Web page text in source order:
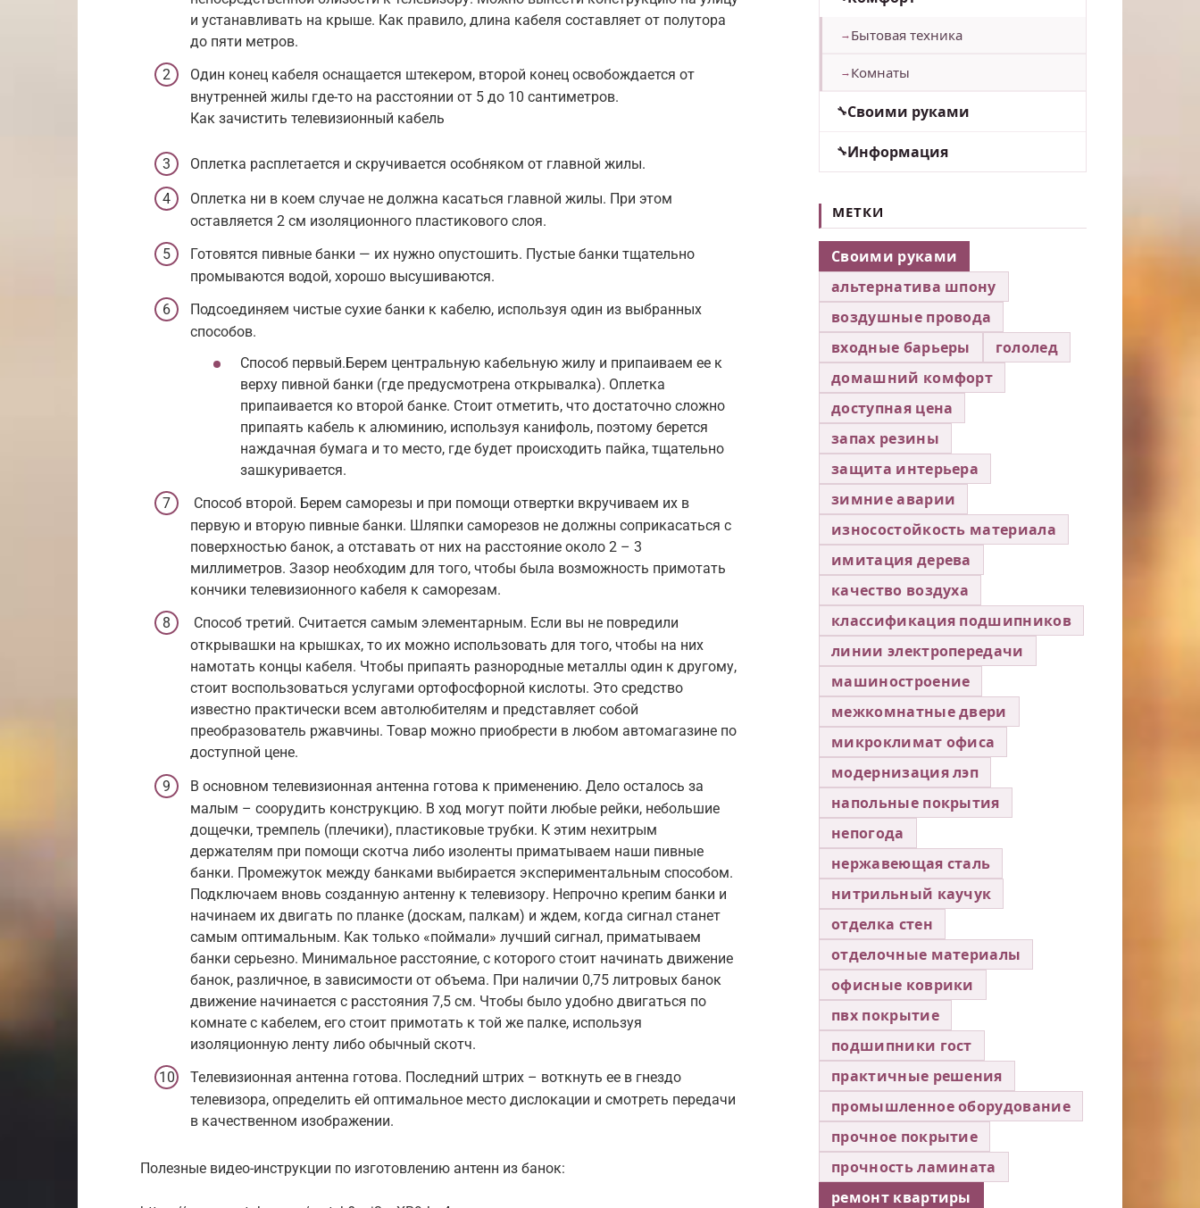
и устанавливать на крыше. Как правило, длина кабеля составляет от полутора
до пяти метров.
Один конец кабеля оснащается штекером, второй конец освобождается от
внутренней жилы где-то на расстоянии от 5 до 10 сантиметров.
Как зачистить телевизионный кабель
Оплетка расплетается и скручивается особняком от главной жилы.
Оплетка ни в коем случае не должна касаться главной жилы. При этом
оставляется 2 см изоляционного пластикового слоя.
Готовятся пивные банки — их нужно опустошить. Пустые банки тщательно
промываются водой, хорошо высушиваются.
Подсоединяем чистые сухие банки к кабелю, используя один из выбранных
способов.
Способ первый.Берем центральную кабельную жилу и припаиваем ее к
верху пивной банки (где предусмотрена открывалка). Оплетка
припаивается ко второй банке. Стоит отметить, что достаточно сложно
припаять кабель к алюминию, используя канифоль, поэтому берется
наждачная бумага и то место, где будет происходить пайка, тщательно
зашкуривается.
Способ второй. Берем саморезы и при помощи отвертки вкручиваем их в
первую и вторую пивные банки. Шляпки саморезов не должны соприкасаться с
поверхностью банок, а отставать от них на расстояние около 2 – 3
миллиметров. Зазор необходим для того, чтобы была возможность примотать
кончики телевизионного кабеля к саморезам.
Способ третий. Считается самым элементарным. Если вы не повредили
открывашки на крышках, то их можно использовать для того, чтобы на них
намотать концы кабеля. Чтобы припаять разнородные металлы один к другому,
стоит воспользоваться услугами ортофосфорной кислоты. Это средство
известно практически всем автолюбителям и представляет собой
преобразователь ржавчины. Товар можно приобрести в любом автомагазине по
доступной цене.
В основном телевизионная антенна готова к применению. Дело осталось за
малым – соорудить конструкцию. В ход могут пойти любые рейки, небольшие
дощечки, тремпель (плечики), пластиковые трубки. К этим нехитрым
держателям при помощи скотча либо изоленты приматываем наши пивные
банки. Промежуток между банками выбирается экспериментальным способом.
Подключаем вновь созданную антенну к телевизору. Непрочно крепим банки и
начинаем их двигать по планке (доскам, палкам) и ждем, когда сигнал станет
самым оптимальным. Как только «поймали» лучший сигнал, приматываем
банки серьезно. Минимальное расстояние, с которого стоит начинать движение
банок, различное, в зависимости от объема. При наличии 0,75 литровых банок
движение начинается с расстояния 7,5 см. Чтобы было удобно двигаться по
комнате с кабелем, его стоит примотать к той же палке, используя
изоляционную ленту либо обычный скотч.
Телевизионная антенна готова. Последний штрих – воткнуть ее в гнездо
телевизора, определить ей оптимальное место дислокации и смотреть передачи
в качественном изображении.
Полезные видео-инструкции по изготовлению антенн из банок:
Бытовая техника
Комнаты
Своими руками
Информация
МЕТКИ
Своими руками
альтернатива шпону
воздушные провода
входные барьеры
гололед
домашний комфорт
доступная цена
запах резины
защита интерьера
зимние аварии
износостойкость материала
имитация дерева
качество воздуха
классификация подшипников
линии электропередачи
машиностроение
межкомнатные двери
микроклимат офиса
модернизация лэп
напольные покрытия
непогода
нержавеющая сталь
нитрильный каучук
отделка стен
отделочные материалы
офисные коврики
пвх покрытие
подшипники гост
практичные решения
промышленное оборудование
прочное покрытие
прочность ламината
ремонт квартиры